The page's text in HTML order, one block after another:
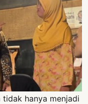
tidak hanya menjadi